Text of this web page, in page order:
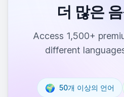
더 많은
Access 1,500+
different
🌍 50개 이상의 언어